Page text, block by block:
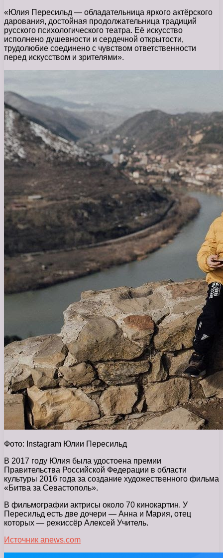
«Юлия Пересильд — обладательница яркого актёрского
дарования, достойная продолжательница традиций
русского психологического театра. Её искусство
исполнено душевности и сердечной открытости,
трудолюбие соединено с чувством ответственности
перед искусством и зрителями».
Фото: Instagram Юлии Пересильд
В 2017 году Юлия была удостоена премии
Правительства Российской Федерации в области
культуры 2016 года за создание художественного фильма
«Битва за Севастополь».
В фильмографии актрисы около 70 кинокартин. У
Пересильд есть две дочери — Анна и Мария, отец
которых — режиссёр Алексей Учитель.
Источник anews.com